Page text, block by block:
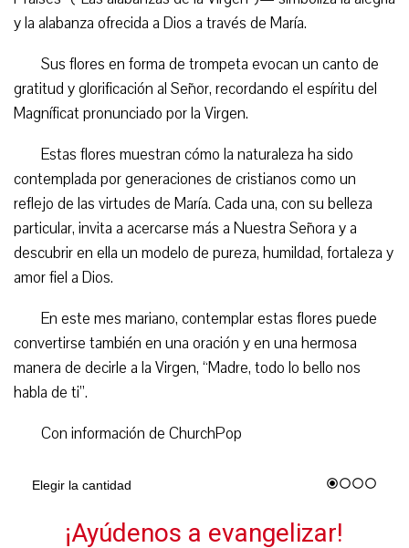
y la alabanza ofrecida a Dios a través de María.
Sus flores en forma de trompeta evocan un canto de
gratitud y glorificación al Señor, recordando el espíritu del
Magníficat pronunciado por la Virgen.
Estas flores muestran cómo la naturaleza ha sido
contemplada por generaciones de cristianos como un
reflejo de las virtudes de María. Cada una, con su belleza
particular, invita a acercarse más a Nuestra Señora y a
descubrir en ella un modelo de pureza, humildad, fortaleza y
amor fiel a Dios.
En este mes mariano, contemplar estas flores puede
convertirse también en una oración y en una hermosa
manera de decirle a la Virgen, “Madre, todo lo bello nos
habla de ti”.
Con información de ChurchPop